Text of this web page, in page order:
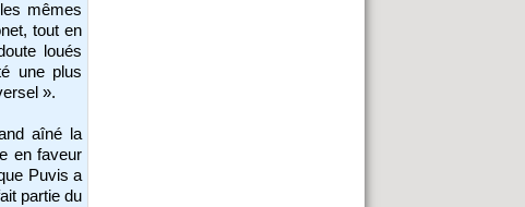
mêmes
tout en
loués
une plus
».
aîné la
en faveur
Puvis a
partie du